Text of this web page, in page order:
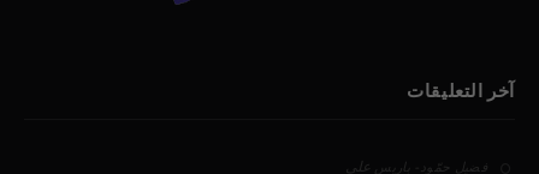
آخر التعليقات
فضيل حمّود - باريس على